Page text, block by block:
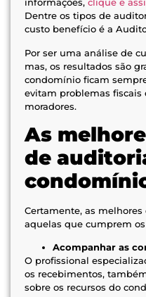
informações, clique e
Dentre os tipos de
custo benefício é a
Por ser uma análise de
mas, os resultados são
condomínio ficam
evitam problemas fiscais
moradores.
As
de
Certamente, as
aquelas que cumprem
Acompanhar as
O profissional
os recebimentos,
sobre os recursos do